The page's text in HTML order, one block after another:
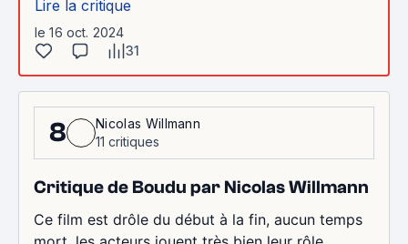
Lire la critique
le 16 oct. 2024
31
8
Nicolas Willmann
11 critiques
Critique de Boudu par Nicolas Willmann
Ce film est drôle du début à la fin, aucun temps